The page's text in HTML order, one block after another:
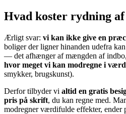
Hvad koster rydning af
Ærligt svar: vi kan ikke give en
boliger der ligner hinanden udefra
— det afhænger af mængden af
hvor meget vi kan modregne i
smykker, brugskunst).
Derfor tilbyder vi altid en gratis
pris på skrift, du kan regne med.
modregner værdifulde effekter, ender